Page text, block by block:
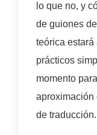
lo que no, y
de guiones
teórica
prácticos
momento
aproximación
de traducción.